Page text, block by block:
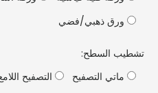
ورق ذهبي/فضي
السطح:
ماتي التصفيح
التصفيح اللامع